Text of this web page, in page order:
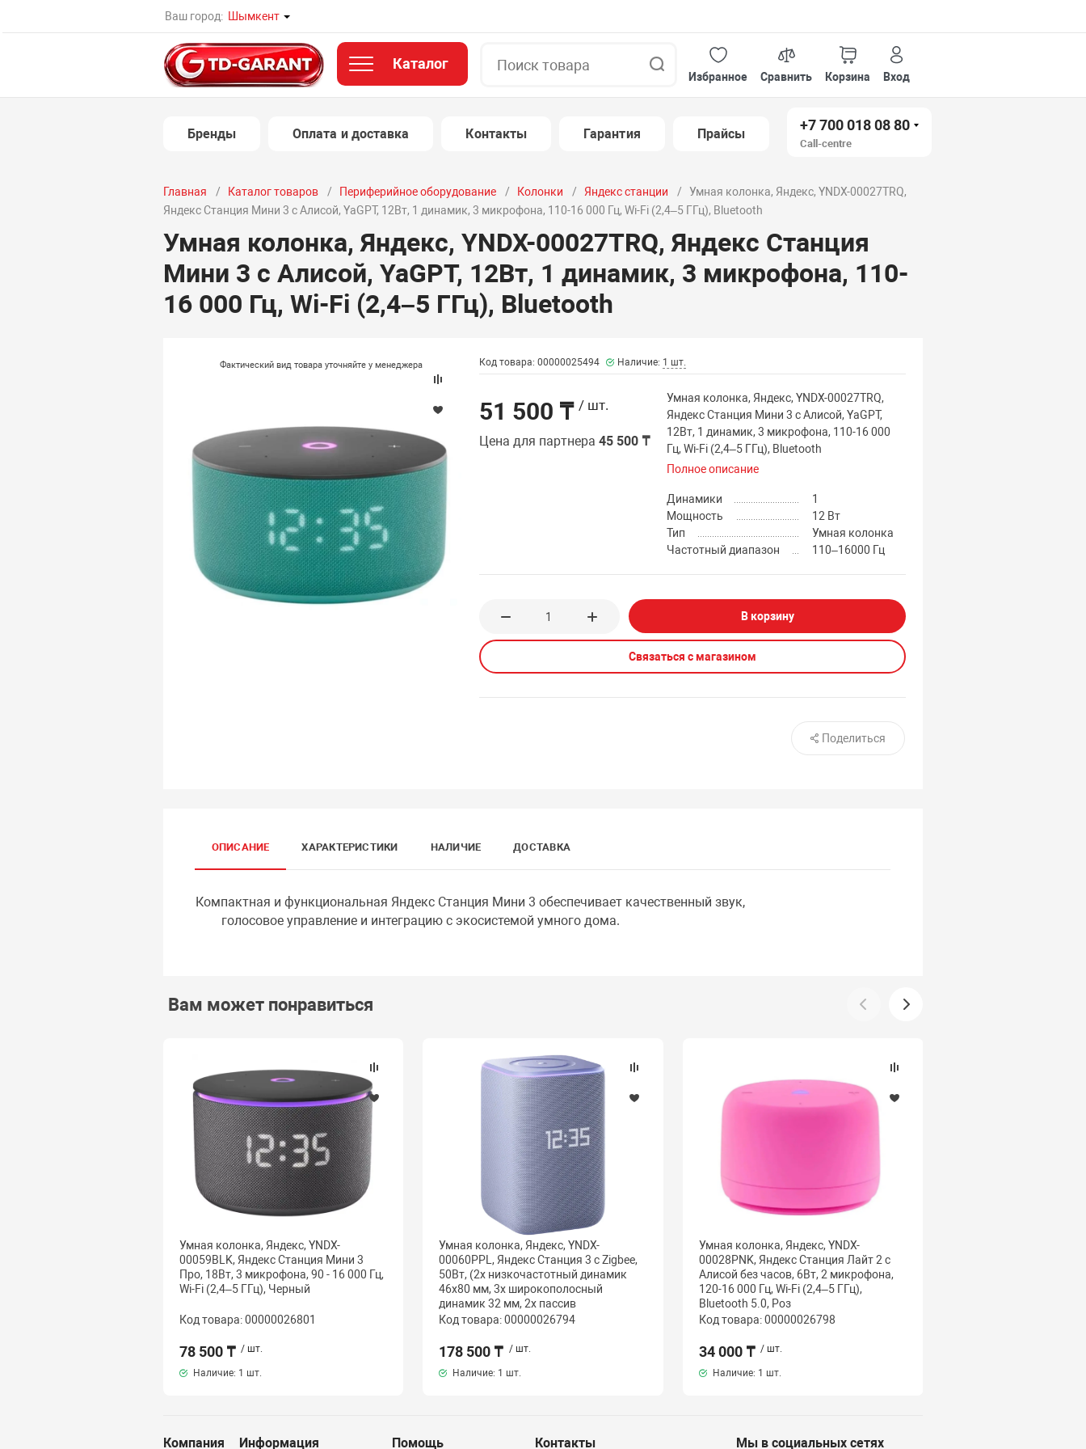
Ваш город: Шымкент
Каталог
Избранное
Сравнить Корзина Вход
Бренды Оплата и доставка Контакты Гарантия Прайсы
+7 700 018 08 80
Call-centre
Главная Каталог товаров Периферийное оборудование Колонки Яндекс станции
Умная колонка, Яндекс, YNDX-00027TRQ,
Яндекс Станция Мини 3 с Алисой, YaGPT, 12Вт, 1 динамик, 3 микрофона, 110-16 000 Гц, Wi-Fi (2,4–5 ГГц), Bluetooth
Умная колонка, Яндекс, YNDX-00027TRQ, Яндекс Станция
Мини 3 с Алисой, YaGPT, 12Вт, 1 динамик, 3 микрофона, 110-
16 000 Гц, Wi-Fi (2,4–5 ГГц), Bluetooth
Фактический вид товара уточняйте у менеджера Код товара: 00000025494 Наличие: 1 шт.
51 500 ₸ / шт.
Цена для партнера45 500 ₸
Умная колонка, Яндекс, YNDX-00027TRQ,
Яндекс Станция Мини 3 с Алисой, YaGPT,
12Вт, 1 динамик, 3 микрофона, 110-16 000
Гц, Wi-Fi (2,4–5 ГГц), Bluetooth
Полное описание
Динамики
1
Мощность
12 Вт
Тип
Умная колонка
Частотный диапазон
110–16000 Гц
В корзину
Связаться с магазином
Поделиться
ОПИСАНИЕ ХАРАКТЕРИСТИКИ НАЛИЧИЕ ДОСТАВКА
Компактная и функциональная Яндекс Станция Мини 3 обеспечивает качественный звук,
голосовое управление и интеграцию с экосистемой умного дома.
Вам может понравиться
Умная колонка, Яндекс, YNDX-
00059BLK, Яндекс Станция Мини 3
Про, 18Вт, 3 микрофона, 90 - 16 000 Гц,
Wi-Fi (2,4–5 ГГц), Черный
Код товара: 00000026801
78 500 ₸ / шт.
Наличие: 1 шт.
Умная колонка, Яндекс, YNDX-
00060PPL, Яндекс Станция 3 с Zigbee,
50Вт, (2х низкочастотный динамик
46х80 мм, 3х широкополосный
динамик 32 мм, 2х пассив
Код товара: 00000026794
178 500 ₸ / шт.
Наличие: 1 шт.
Умная колонка, Яндекс, YNDX-
00028PNK, Яндекс Станция Лайт 2 с
Алисой без часов, 6Вт, 2 микрофона,
120-16 000 Гц, Wi-Fi (2,4–5 ГГц),
Bluetooth 5.0, Роз
Код товара: 00000026798
34 000 ₸ / шт.
Наличие: 1 шт.
Компания Информация Помощь Контакты Мы в социальных сетях